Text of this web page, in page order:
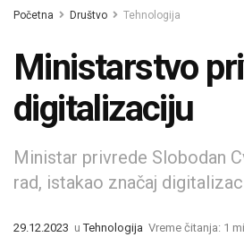
Početna Društvo Tehnologija
Ministarstvo
digitalizaciju
Ministar privrede Slobodan
rad, istakao značaj
29.12.2023 u Tehnologija Vreme čitanja: 1